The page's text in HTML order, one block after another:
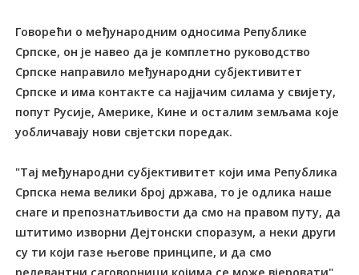
Говорећи о међународним односима Републике
Српске, он је навео да је комплетно руководство
Српске направило међународни субјективитет
Српске и има контакте са најјачим силама у свијету,
попут Русије, Америке, Кине и осталим земљама које
уобличавају нови свјетски поредак.
"Тај међународни субјективитет који има Република
Српска нема велики број држава, то је одлика наше
снаге и препознатљивости да смо на правом путу, да
штитимо изворни Дејтонски споразум, а неки други
су ти који газе његове принципе, и да смо